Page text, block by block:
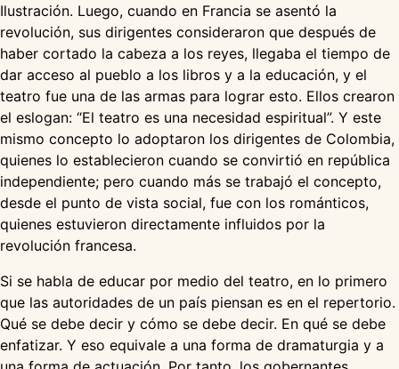
Ilustración. Luego, cuando en Francia se asentó la
revolución, sus dirigentes consideraron que después de
haber cortado la cabeza a los reyes, llegaba el tiempo de
dar acceso al pueblo a los libros y a la educación, y el
teatro fue una de las armas para lograr esto. Ellos crearon
el eslogan: “El teatro es una necesidad espiritual”. Y este
mismo concepto lo adoptaron los dirigentes de Colombia,
quienes lo establecieron cuando se convirtió en república
independiente; pero cuando más se trabajó el concepto,
desde el punto de vista social, fue con los románticos,
quienes estuvieron directamente influidos por la
revolución francesa.
Si se habla de educar por medio del teatro, en lo primero
que las autoridades de un país piensan es en el repertorio.
Qué se debe decir y cómo se debe decir. En qué se debe
enfatizar. Y eso equivale a una forma de dramaturgia y a